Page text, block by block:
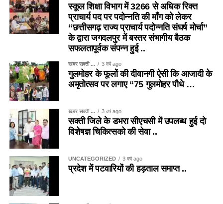
स्कूल शिक्षा विभाग में 3266 से अधिक रिक्त
प्राचार्य पद पर पदोन्नति की माँग को लेकर
“छत्तीसगढ़ राज्य प्राचार्य पदोन्नति संघर्ष मोर्चा”
के द्वारा जगदलपुर में बस्तर संभागीय बैठक
सफलतापूर्वक संपन्न हुई ..
खबर सक्ती ... 3 वर्ष ago
गुलमोहर के फूलों की दीवानगी ऐसी कि आजादी के
अमृतोत्सव पर लगाए “75 गुलमोहर पौधे …
खबर सक्ती ... 3 वर्ष ago
सक्ती जिले के डभरा सीएचसी में उपलब्ध हुई दो
विशेषज्ञ चिकित्सको की सेवा ..
UNCATEGORIZED 3 वर्ष ago
प्रदेश में पटवारियों की हड़ताल समाप्त ..